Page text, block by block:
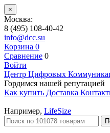
×
Москва:
8 (495) 108-40-42
info@dcc.su
Корзина 0
Сравнение 0
Войти
Центр Цифровых
Гордимся нашей репутацией
Как купить Доставка
Например, LifeSize